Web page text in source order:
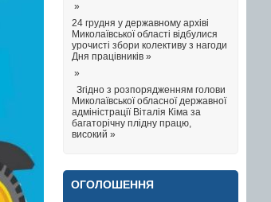
»
24 грудня у державному архіві
Миколаївської області відбулися
урочисті збори колективу з нагоди
Дня працівників »
»
Згідно з розпорядженням голови
Миколаївської обласної державної
адміністрації Віталія Кіма за
багаторічну плідну працю,
високий »
ОГОЛОШЕННЯ